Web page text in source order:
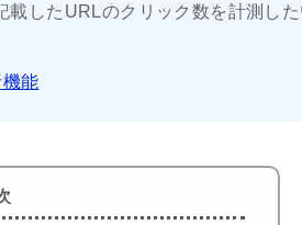
載したURLのクリック数を計測し
能